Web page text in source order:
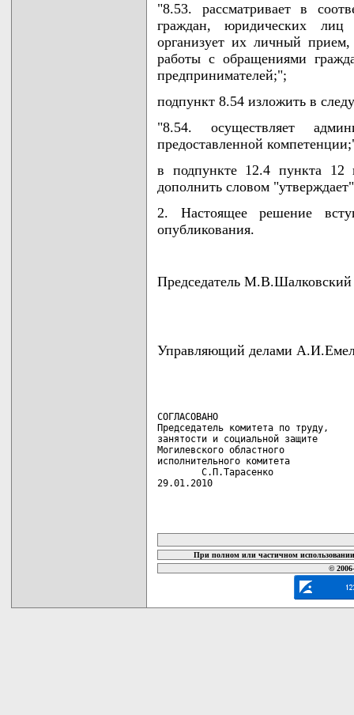
"8.53. рассматривает в
граждан, юридических лиц
организует их личный
работы с обращениями
предпринимателей;";
подпункт 8.54 изложить в
"8.54. осуществляет
предоставленной
в подпункте 12.4 пункта 12
дополнить словом
2. Настоящее решение
опубликования.
Председатель М.В.Шалковский
Управляющий делами
СОГЛАСОВАНО
Председатель комитета по труду,
занятости и социальной защите
Могилевского областного
исполнительного комитета
        С.П.Тарасенко
29.01.2010
При полном или частичном
©